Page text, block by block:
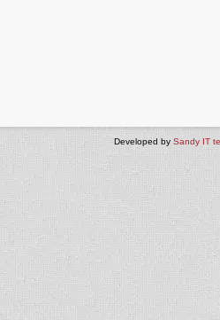
Developed bySandy IT